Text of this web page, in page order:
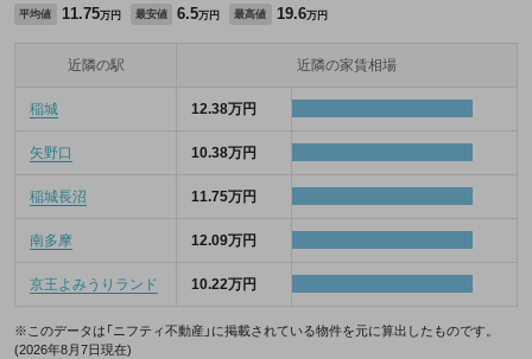
平均値 11.75万円 最安値 6.5万円 最高値 19.6万円
近隣の駅 近隣の家賃相場
稲城 12.38万円
矢野口 10.38万円
稲城長沼 11.75万円
南多摩 12.09万円
京王よみうりランド 10.22万円
※このデータは「ニフティ不動産」に掲載されている物件を元に算出したものです。
(2026年8月7日現在)